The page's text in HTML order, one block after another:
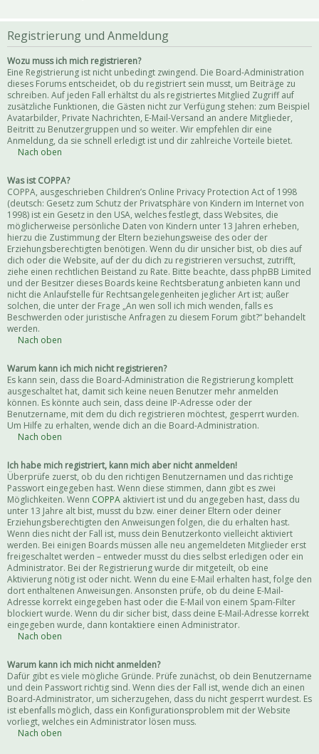
Registrierung und Anmeldung
Wozu muss ich mich registrieren?
Eine Registrierung ist nicht unbedingt zwingend. Die Board-Administration
dieses Forums entscheidet, ob du registriert sein musst, um Beiträge zu
schreiben. Auf jeden Fall erhältst du als registriertes Mitglied Zugriff auf
zusätzliche Funktionen, die Gästen nicht zur Verfügung stehen: zum Beispiel
Avatarbilder, Private Nachrichten, E-Mail-Versand an andere Mitglieder,
Beitritt zu Benutzergruppen und so weiter. Wir empfehlen dir eine
Anmeldung, da sie schnell erledigt ist und dir zahlreiche Vorteile bietet.
Nach oben
Was ist COPPA?
COPPA, ausgeschrieben Children’s Online Privacy Protection Act of 1998
(deutsch: Gesetz zum Schutz der Privatsphäre von Kindern im Internet von
1998) ist ein Gesetz in den USA, welches festlegt, dass Websites, die
möglicherweise persönliche Daten von Kindern unter 13 Jahren erheben,
hierzu die Zustimmung der Eltern beziehungsweise des oder der
Erziehungsberechtigten benötigen. Wenn du dir unsicher bist, ob dies auf
dich oder die Website, auf der du dich zu registrieren versuchst, zutrifft,
ziehe einen rechtlichen Beistand zu Rate. Bitte beachte, dass phpBB Limited
und der Besitzer dieses Boards keine Rechtsberatung anbieten kann und
nicht die Anlaufstelle für Rechtsangelegenheiten jeglicher Art ist; außer
solchen, die unter der Frage „An wen soll ich mich wenden, falls es
Beschwerden oder juristische Anfragen zu diesem Forum gibt?“ behandelt
werden.
Nach oben
Warum kann ich mich nicht registrieren?
Es kann sein, dass die Board-Administration die Registrierung komplett
ausgeschaltet hat, damit sich keine neuen Benutzer mehr anmelden
können. Es könnte auch sein, dass deine IP-Adresse oder der
Benutzername, mit dem du dich registrieren möchtest, gesperrt wurden.
Um Hilfe zu erhalten, wende dich an die Board-Administration.
Nach oben
Ich habe mich registriert, kann mich aber nicht anmelden!
Überprüfe zuerst, ob du den richtigen Benutzernamen und das richtige
Passwort eingegeben hast. Wenn diese stimmen, dann gibt es zwei
Möglichkeiten. Wenn COPPA aktiviert ist und du angegeben hast, dass du
unter 13 Jahre alt bist, musst du bzw. einer deiner Eltern oder deiner
Erziehungsberechtigten den Anweisungen folgen, die du erhalten hast.
Wenn dies nicht der Fall ist, muss dein Benutzerkonto vielleicht aktiviert
werden. Bei einigen Boards müssen alle neu angemeldeten Mitglieder erst
freigeschaltet werden – entweder musst du dies selbst erledigen oder ein
Administrator. Bei der Registrierung wurde dir mitgeteilt, ob eine
Aktivierung nötig ist oder nicht. Wenn du eine E-Mail erhalten hast, folge den
dort enthaltenen Anweisungen. Ansonsten prüfe, ob du deine E-Mail-
Adresse korrekt eingegeben hast oder die E-Mail von einem Spam-Filter
blockiert wurde. Wenn du dir sicher bist, dass deine E-Mail-Adresse korrekt
eingegeben wurde, dann kontaktiere einen Administrator.
Nach oben
Warum kann ich mich nicht anmelden?
Dafür gibt es viele mögliche Gründe. Prüfe zunächst, ob dein Benutzername
und dein Passwort richtig sind. Wenn dies der Fall ist, wende dich an einen
Board-Administrator, um sicherzugehen, dass du nicht gesperrt wurdest. Es
ist ebenfalls möglich, dass ein Konfigurationsproblem mit der Website
vorliegt, welches ein Administrator lösen muss.
Nach oben